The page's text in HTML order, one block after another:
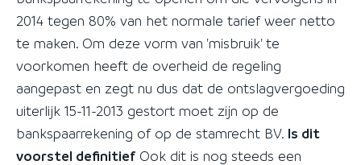
2014 tegen 80% van het normale tarief weer netto
te maken. Om deze vorm van 'misbruik' te
voorkomen heeft de overheid de regeling
aangepast en zegt nu dus dat de ontslagvergoeding
uiterlijk 15-11-2013 gestort moet zijn op de
bankspaarrekening of op de stamrecht BV. Is dit
voorstel definitief Ook dit is nog steeds een